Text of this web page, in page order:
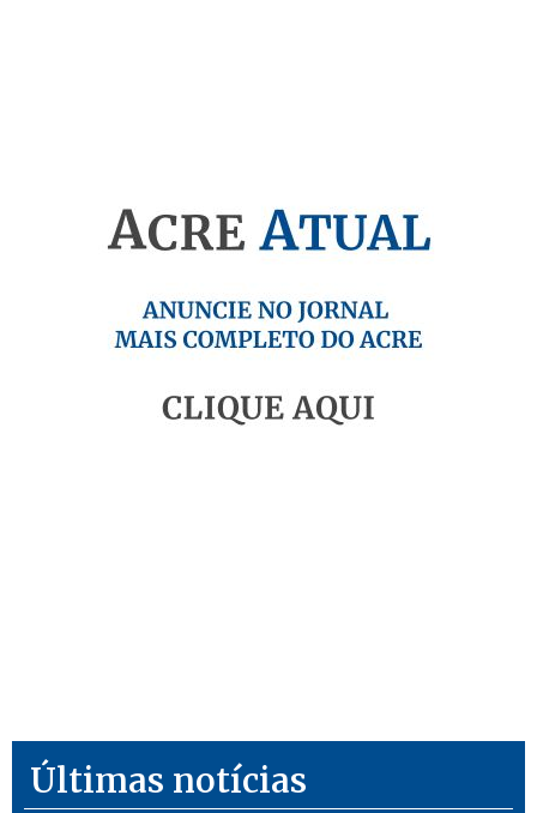
Últimas notícias